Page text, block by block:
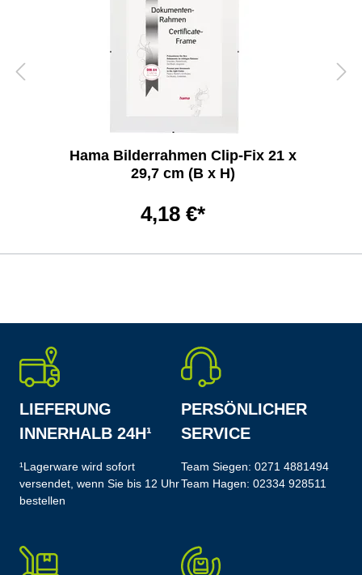
Hama Bilderrahmen Clip-Fix 21 x
29,7 cm (B x H)
4,18 €*
LIEFERUNG
INNERHALB 24H¹
¹Lagerware wird sofort
versendet, wenn Sie bis 12 Uhr
bestellen
PERSÖNLICHER
SERVICE
Team Siegen: 0271 4881494
Team Hagen: 02334 928511